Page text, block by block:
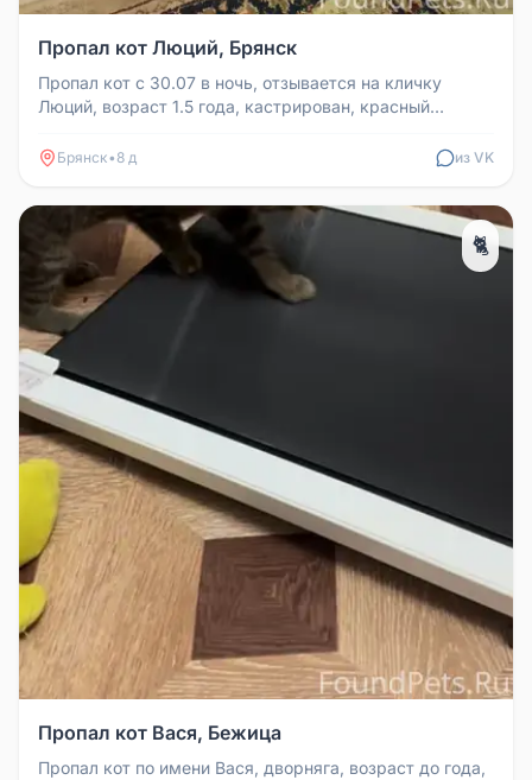
Пропал кот Люций, Брянск
Пропал кот с 30.07 в ночь, отзывается на кличку
Люций, возраст 1.5 года, кастрирован, красный
Брянск• 8 д из VK
🐈
Пропал кот Вася, Бежица
Пропал кот по имени Вася, дворняга, возраст до года,